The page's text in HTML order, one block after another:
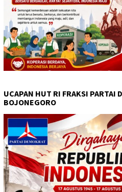
UCAPAN HUT RI FRAKSI PARTAI
BOJONEGORO